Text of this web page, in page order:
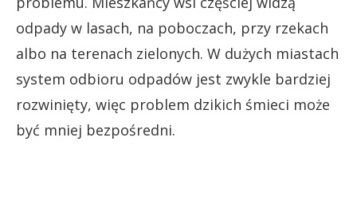
odpady w lasach, na poboczach, przy rzekach
albo na terenach zielonych. W dużych miastach
system odbioru odpadów jest zwykle bardziej
rozwinięty, więc problem dzikich śmieci może
być mniej bezpośredni.